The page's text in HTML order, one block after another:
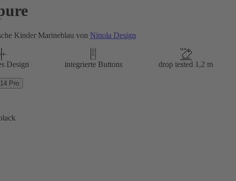
Kinder Marineblau von Ninola Design
Design integrierte Buttons
drop tested 1,2 m
Pro